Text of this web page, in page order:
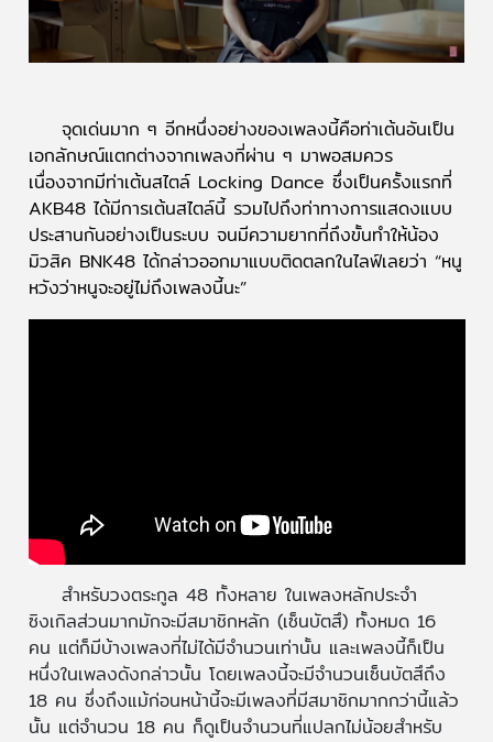
จุดเด่นมาก ๆ อีกหนึ่งอย่างของเพลงนี้คือท่าเต้นอันเป็น
เอกลักษณ์แตกต่างจากเพลงที่ผ่าน ๆ มาพอสมควร
เนื่องจากมีท่าเต้นสไตล์ Locking Dance ซึ่งเป็นครั้งแรกที่
AKB48 ได้มีการเต้นสไตล์นี้ รวมไปถึงท่าทางการแสดงแบบ
ประสานกันอย่างเป็นระบบ จนมีความยากที่ถึงขั้นทำให้น้อง
มิวสิค BNK48 ได้กล่าวออกมาแบบติดตลกในไลฟ์เลยว่า “หนู
หวังว่าหนูจะอยู่ไม่ถึงเพลงนี้นะ”
สำหรับวงตระกูล 48 ทั้งหลาย ในเพลงหลักประจำ
ซิงเกิลส่วนมากมักจะมีสมาชิกหลัก (เซ็นบัตสึ) ทั้งหมด 16
คน แต่ก็มีบ้างเพลงที่ไม่ได้มีจำนวนเท่านั้น และเพลงนี้ก็เป็น
หนึ่งในเพลงดังกล่าวนั้น โดยเพลงนี้จะมีจำนวนเซ็นบัตสึถึง
18 คน ซึ่งถึงแม้ก่อนหน้านี้จะมีเพลงที่มีสมาชิกมากกว่านี้แล้ว
นั้น แต่จำนวน 18 คน ก็ดูเป็นจำนวนที่แปลกไม่น้อยสำหรับ